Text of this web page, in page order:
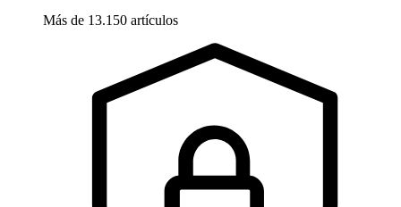
Más de 13.150 artículos